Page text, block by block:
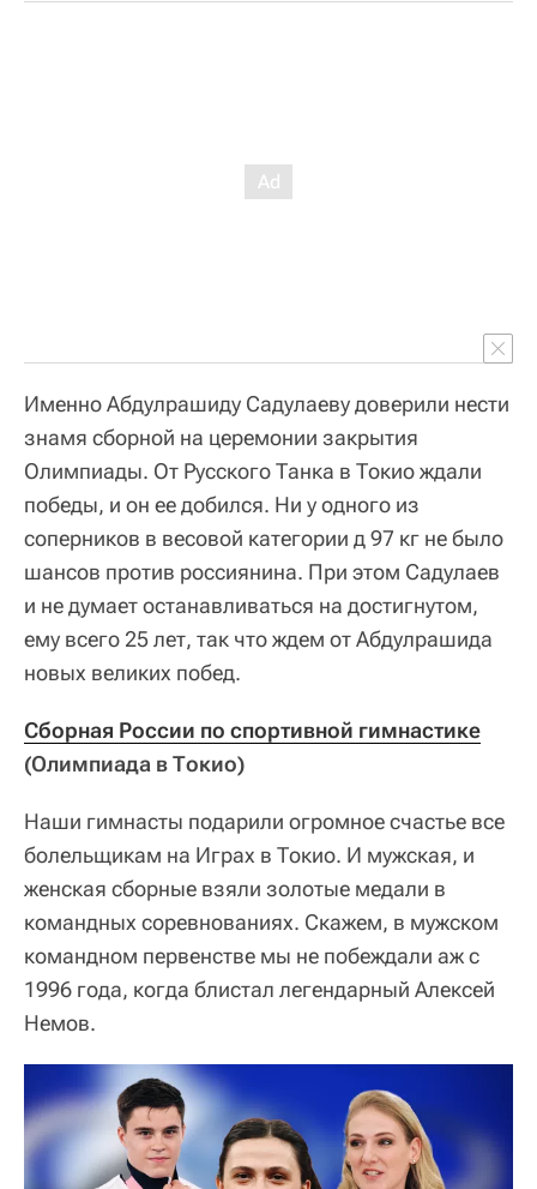
Именно Абдулрашиду Садулаеву доверили нести
знамя сборной на церемонии закрытия
Олимпиады. От Русского Танка в Токио ждали
победы, и он ее добился. Ни у одного из
соперников в весовой категории д 97 кг не было
шансов против россиянина. При этом Садулаев
и не думает останавливаться на достигнутом,
ему всего 25 лет, так что ждем от Абдулрашида
новых великих побед.
Сборная России по спортивной гимнастике
(Олимпиада в Токио)
Наши гимнасты подарили огромное счастье все
болельщикам на Играх в Токио. И мужская, и
женская сборные взяли золотые медали в
командных соревнованиях. Скажем, в мужском
командном первенстве мы не побеждали аж с
1996 года, когда блистал легендарный Алексей
Немов.